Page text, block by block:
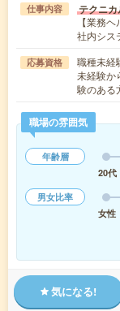
仕事内容 テクニ
【業務
社内シス
応募資格
職種未経
未経験か
験のある
職場の雰囲気
年齢層
20代
男女比率
女性
気になる!